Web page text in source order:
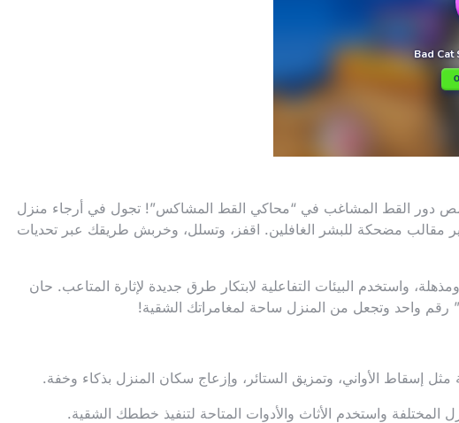
دور القط المشاغب في “محاكي القط المشاكس”! تجول في أرجاء منزل
مقالب مضحكة للبشر الغافلين. اقفز، وتسلل، وخربش طريقك عبر تحديات
واستخدم البيئات التفاعلية لابتكار طرق جديدة لإثارة المتاعب. حان
رقم واحد وتجعل من المنزل ساحة لمغامراتك الشقية!
إسقاط الأواني، وتمزيق الستائر، وإزعاج سكان المنزل بذكاء وخفة.
واستخدم الأثاث والأدوات المتاحة لتنفيذ خططك الشقية.